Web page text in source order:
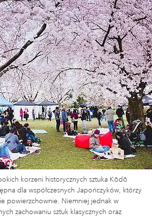
korzeni historycznych sztuka Kōdō
dla współczesnych Japończyków, którzy
powierzchownie. Niemniej jednak w
zachowaniu sztuk klasycznych oraz